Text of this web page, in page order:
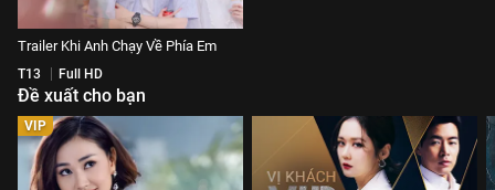
Trailer Khi Anh Chạy Về Phía Em
T13 Full HD
Đề xuất cho bạn
VIP